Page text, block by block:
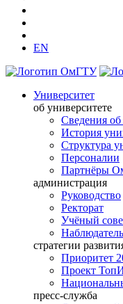
EN
Университет
об университете
Сведения об
История
Структура
Персоналии
Партнёры
администрация
Руководство
Ректорат
Учёный
стратегии
Приоритет
Проект
пресс-служба